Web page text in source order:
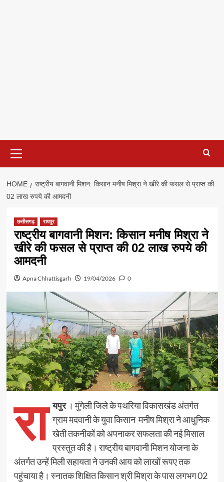
Menu
HOME
राष्ट्रीय बागवानी मिशन: किसान मनीष मिश्रा ने खीरे की फसल से प्राप्त की
02 लाख रुपये की आमदनी
छत्तीसगढ़ रायपुर
राष्ट्रीय बागवानी मिशन: किसान मनीष मिश्रा ने
खीरे की फसल से प्राप्त की 02 लाख रुपये की
आमदनी
Apna Chhattisgarh 19/04/2026 0
रा यपुर। मुंगेली जिले के पथरिया विकासखंड अंतर्गत
ग्राम मदवानी के युवा किसान मनीष मिश्रा ने आधुनिक
खेती तकनीकों को अपनाकर सफलता की नई मिसाल
प्रस्तुत की है। राष्ट्रीय बागवानी मिशन योजना के
अंतर्गत उन्हें मिली सहायता ने उनकी आय को लाखों रूपए तक
पहुंचाया है। स्नातक शिक्षित किसान श्री मिश्रा के पास लगभग 02